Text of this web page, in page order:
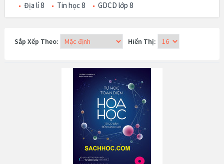
Địa lí 8
Tin học 8 GDCD lớp 8
Sắp Xếp Theo: Hiển Thị: